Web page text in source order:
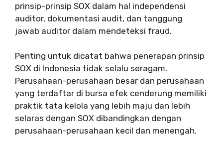
prinsip-prinsip SOX dalam hal independensi
auditor, dokumentasi audit, dan tanggung
jawab auditor dalam mendeteksi fraud.
Penting untuk dicatat bahwa penerapan prinsip
SOX di Indonesia tidak selalu seragam.
Perusahaan-perusahaan besar dan perusahaan
yang terdaftar di bursa efek cenderung memiliki
praktik tata kelola yang lebih maju dan lebih
selaras dengan SOX dibandingkan dengan
perusahaan-perusahaan kecil dan menengah.